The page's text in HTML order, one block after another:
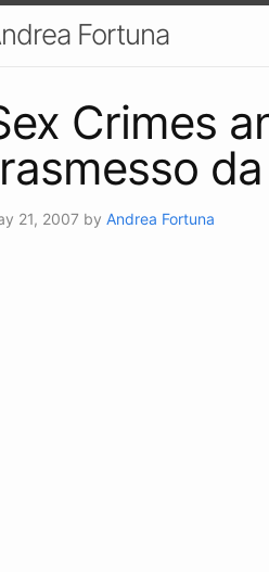
Fortuna
Crimes
21, 2007 by Andrea Fortuna